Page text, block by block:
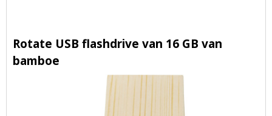
Rotate USB flashdrive van 16 GB van
bamboe